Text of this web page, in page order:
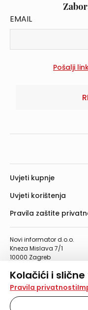
Kolačići i
Na našoj web stranici
tehnologije za
vašem uređaju. Time
Pravila privatnosti
EMAIL
Novi informator d.o.o.
Kneza Mislava 7/1
10000 Zagreb
Telefaks: 01/4612-553
info@informator.hr
Uvjeti kupnje
Uvjeti korištenja
Pravila zaštite